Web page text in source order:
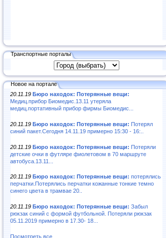
Транспортные порталы
Новое на портале
20.11.19 Бюро находок: Потерянные вещи:
Медиц.прибор Биомедис.13.11 утеряла
медиц.портативный прибор фирмы Биомедис...
20.11.19 Бюро находок: Потерянные вещи: Потерял
синий пакет.Сегодня 14.11.19 примерно 15:30 - 16:..
20.11.19 Бюро находок: Потерянные вещи: Потеряли
детские очки в футляре фиолетовом в 70 маршруте
автобуса.13.11...
20.11.19 Бюро находок: Потерянные вещи: потерялись
перчатки.Потерялись перчатки кожанные тонкие темно
синего цвета в трамвае 20..
20.11.19 Бюро находок: Потерянные вещи: Забыл
рюкзак синий с формой футбольной. Потеряли рюкзак
05.11.2019 примерно в 17.30- 18...
Посмотреть все